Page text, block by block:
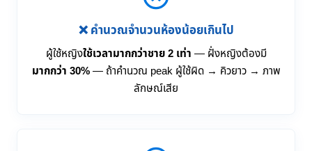
❌ คำนวณจำนวนห้องน้อยเกินไป
ผู้ใช้หญิงใช้เวลามากกว่าชาย 2 เท่า — ฝั่งหญิงต้องมี
มากกว่า 30%— ถ้าคำนวณ peak ผู้ใช้ผิด → คิวยาว → ภาพ
ลักษณ์เสีย